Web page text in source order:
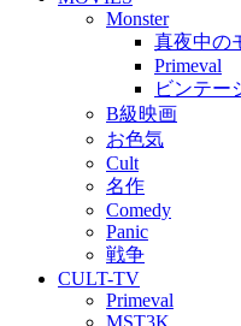
Monster
真夜中の
Primeval
ビンテー
B級映画
お色気
Cult
名作
Comedy
Panic
戦争
CULT-TV
Primeval
MST3K